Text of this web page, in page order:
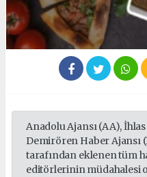
Anadolu Ajansı (AA),
Demirören Haber Ajansı
tarafından eklenen tüm
editörlerinin müdahalesi